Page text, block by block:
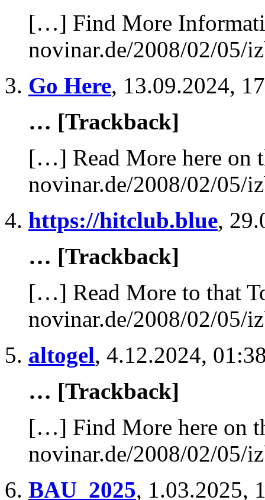
[…] Find More
novinar.de/2008/02/05/
Go Here, 13.09.2024,
… [Trackback]
[…] Read More here on
novinar.de/2008/02/05/
https://hitclub.blue,
… [Trackback]
[…] Read More to that
novinar.de/2008/02/05/
altogel, 4.12.2024,
… [Trackback]
[…] Find More here on
novinar.de/2008/02/05/
BAU_2025, 1.03.2025,